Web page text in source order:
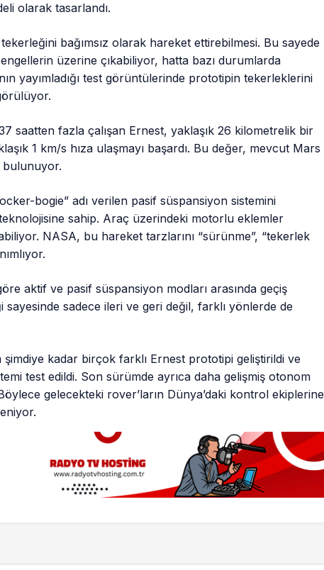
olarak tasarlandı.
bağımsız olarak hareket ettirebilmesi. Bu sayede
üzerine çıkabiliyor, hatta bazı durumlarda
yayımladığı test görüntülerinde prototipin tekerleklerini
saatten fazla çalışan Ernest, yaklaşık 26 kilometrelik bir
1 km/s hıza ulaşmayı başardı. Bu değer, mevcut Mars
bulunuyor.
bogie” adı verilen pasif süspansiyon sistemini
sahip. Araç üzerindeki motorlu eklemler
NASA, bu hareket tarzlarını “sürünme”, “tekerlek
aktif ve pasif süspansiyon modları arasında geçiş
sadece ileri ve geri değil, farklı yönlerde de
şimdiye kadar birçok farklı Ernest prototipi geliştirildi ve
test edildi. Son sürümde ayrıca daha gelişmiş otonom
gelecekteki rover’ların Dünya’daki kontrol ekiplerine